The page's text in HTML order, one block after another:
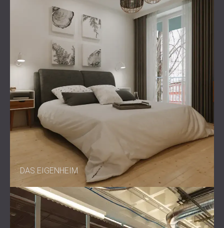
AKUSTIKLÖSUNGEN FÜR
EINZELHANDELSFLÄCHEN
SCHALLSCHUTZ UND AKUSTIK FÜR
BILDUNGSEINRICHTUNGEN
SCHALLSCHUTZ UND AKUSTIK FÜR
GESUNDHEITSEINRICHTUNGE
SCHALLSCHUTZ UND
AKUSTIKLÖSUNGEN FÜR DEN
AUDIOLOGIEBEREICH
SCHALLDÄMMUNG UND
AKUSTIKLÖSUNGEN FÜR
RECHENZENTREN
USA (US)
SOUTH AFRICA (ZA)
DAS EIGENHEIM